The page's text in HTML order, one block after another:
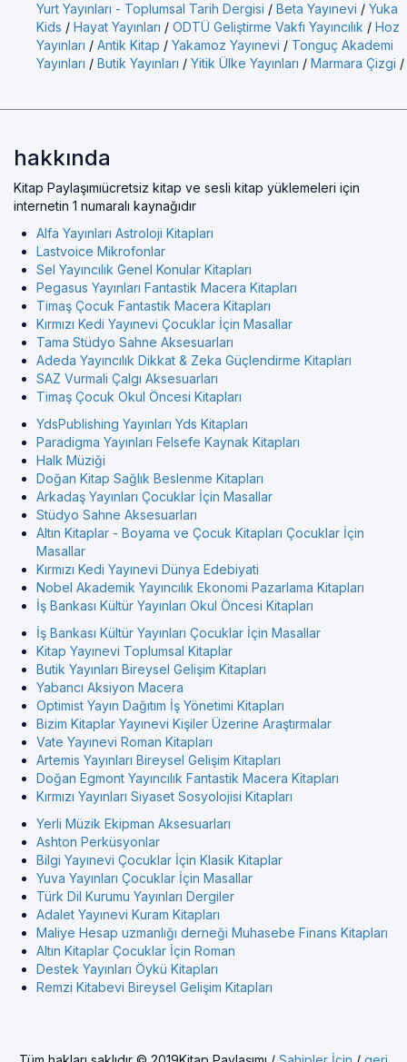
Yurt Yayınları - Toplumsal Tarih Dergisi / Beta Yayınevi / Yuka
Kids / Hayat Yayınları / ODTÜ Geliştirme Vakfı Yayıncılık / Hoz
Yayınları / Antik Kitap / Yakamoz Yayınevi / Tonguç Akademi
Yayınları / Butik Yayınları / Yitik Ülke Yayınları / Marmara Çizgi /
hakkında
Kitap Paylaşımıücretsiz kitap ve sesli kitap yüklemeleri için
internetin 1 numaralı kaynağıdır
Alfa Yayınları Astroloji Kitapları
Lastvoice Mikrofonlar
Sel Yayıncılık Genel Konular Kitapları
Pegasus Yayınları Fantastik Macera Kitapları
Timaş Çocuk Fantastik Macera Kitapları
Kırmızı Kedi Yayınevi Çocuklar İçin Masallar
Tama Stüdyo Sahne Aksesuarları
Adeda Yayıncılık Dikkat & Zeka Güçlendirme Kitapları
SAZ Vurmali Çalgı Aksesuarları
Timaş Çocuk Okul Öncesi Kitapları
YdsPublishing Yayınları Yds Kitapları
Paradigma Yayınları Felsefe Kaynak Kitapları
Halk Müziği
Doğan Kitap Sağlık Beslenme Kitapları
Arkadaş Yayınları Çocuklar İçin Masallar
Stüdyo Sahne Aksesuarları
Altın Kitaplar - Boyama ve Çocuk Kitapları Çocuklar İçin
Masallar
Kırmızı Kedi Yayınevi Dünya Edebiyati
Nobel Akademik Yayıncılık Ekonomi Pazarlama Kitapları
İş Bankası Kültür Yayınları Okul Öncesi Kitapları
İş Bankası Kültür Yayınları Çocuklar İçin Masallar
Kitap Yayınevi Toplumsal Kitaplar
Butik Yayınları Bireysel Gelişim Kitapları
Yabancı Aksiyon Macera
Optimist Yayın Dağıtım İş Yönetimi Kitapları
Bizim Kitaplar Yayınevi Kişiler Üzerine Araştırmalar
Vate Yayınevi Roman Kitapları
Artemis Yayınları Bireysel Gelişim Kitapları
Doğan Egmont Yayıncılık Fantastik Macera Kitapları
Kırmızı Yayınları Siyaset Sosyolojisi Kitapları
Yerli Müzik Ekipman Aksesuarları
Ashton Perküsyonlar
Bilgi Yayınevi Çocuklar İçin Klasik Kitaplar
Yuva Yayınları Çocuklar İçin Masallar
Türk Dil Kurumu Yayınları Dergiler
Adalet Yayınevi Kuram Kitapları
Maliye Hesap uzmanlığı derneği Muhasebe Finans Kitapları
Altın Kitaplar Çocuklar İçin Roman
Destek Yayınları Öykü Kitapları
Remzi Kitabevi Bireysel Gelişim Kitapları